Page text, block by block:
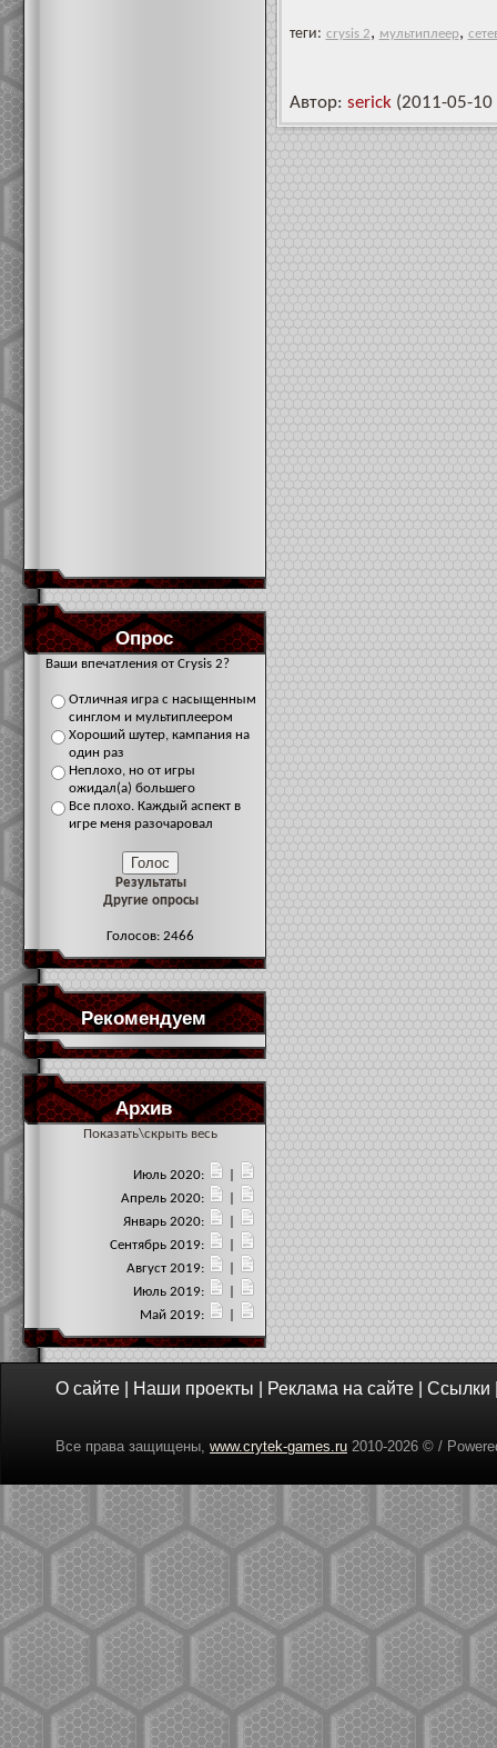
Опрос
Ваши впечатления от Crysis 2?
Отличная игра с насыщенным
синглом и мультиплеером
Хороший шутер, кампания на
один раз
Неплохо, но от игры
ожидал(а) большего
Все плохо. Каждый аспект в
игре меня разочаровал
Результаты
Другие опросы
Голосов: 2466
Рекомендуем
Архив
Показать\скрыть весь
Июль 2020:
Апрель 2020:
Январь 2020:
Сентябрь 2019:
Август 2019:
Июль 2019:
Май 2019:
теги: crysis 2, мультиплеер,
Автор: serick(2011-05-10
О сайте Наши проекты Реклама на сайте Ссылки
Все права защищены, www.crytek-games.ru 2010-2026 © /